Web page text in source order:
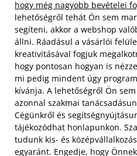
hogy még nagyobb bevételei
lehetőségről tehát Ön sem
segíteni, akkor a webshop
állni. Ráadásul a vásárlói
kreativitásával fogjuk
hogy pontosan hogyan is
mi pedig mindent úgy
kívánja. A lehetőségről Ön
azonnal szakmai
Cégünkről és
tájékozódhat honlapunkon.
tudunk kis- és
egyaránt. Engedje, hogy